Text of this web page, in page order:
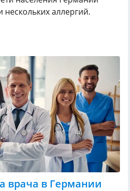
нескольких аллергий.
врача в Германии